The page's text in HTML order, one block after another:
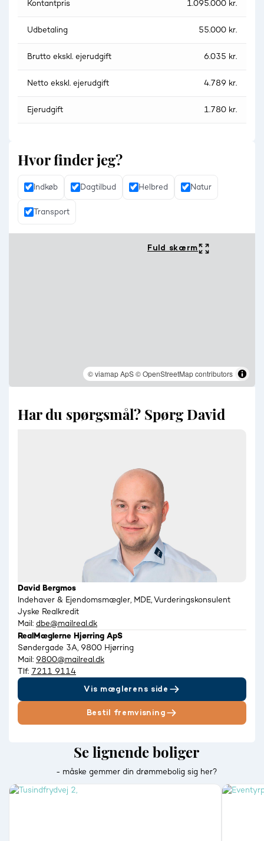
Kontantpris 1.095.000 kr.
Udbetaling 55.000 kr.
Brutto ekskl. ejerudgift 6.035 kr.
Netto ekskl. ejerudgift 4.789 kr.
Ejerudgift 1.780 kr.
Hvor finder jeg?
Indkøb Dagtilbud Helbred Natur
Transport
Fuld skærm
© viamap ApS© OpenStreetMap contributors
Har du spørgsmål? Spørg David
David Bergmos
Indehaver & Ejendomsmægler, MDE, Vurderingskonsulent
Jyske Realkredit
Mail: dbe@mailreal.dk
RealMæglerne Hjørring ApS
Søndergade 3A, 9800 Hjørring
Mail: 9800@mailreal.dk
Tlf: 7211 9114
Vis mæglerens side
Bestil fremvisning
Se lignende boliger
- måske gemmer din drømmebolig sig her?